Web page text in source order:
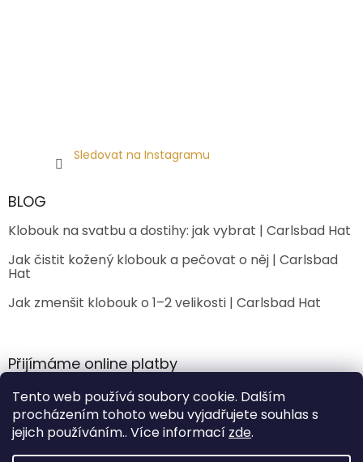
Tento web používá soubory cookie. Dalším
procházením tohoto webu vyjadřujete souhlas s
jejich používáním.. Více informací zde.
Sledovat na Instagramu
BLOG
Klobouk na svatbu a dostihy: jak vybrat | Carlsbad Hat
Jak čistit kožený klobouk a pečovat o něj | Carlsbad
Hat
Jak zmenšit klobouk o 1–2 velikosti | Carlsbad Hat
Přijímáme online platby